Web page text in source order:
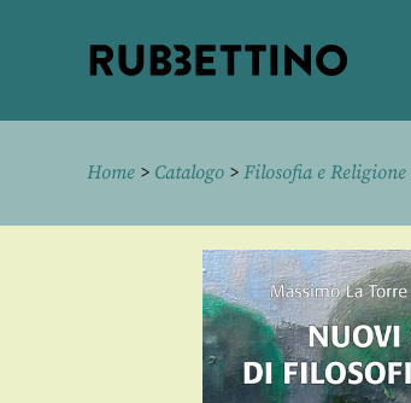
Home > Catalogo > Filosofia e Religione